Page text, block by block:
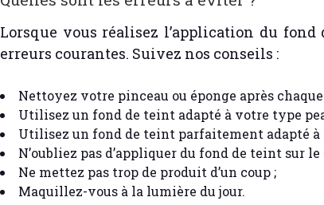
Lorsque vous réalisez l’application du
erreurs courantes. Suivez nos conseils :
Nettoyez votre pinceau ou éponge après
Utilisez un fond de teint adapté à votre type
Utilisez un fond de teint parfaitement adapté à
N’oubliez pas d’appliquer du fond de teint sur
Ne mettez pas trop de produit d’un coup ;
Maquillez-vous à la lumière du jour.